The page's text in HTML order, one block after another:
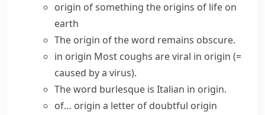
origin of something the origins of life on
earth
The origin of the word remains obscure.
in origin Most coughs are viral in origin (=
caused by a virus).
The word burlesque is Italian in origin.
of… origin a letter of doubtful origin